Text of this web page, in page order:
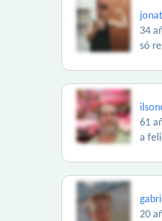
34
só
61
a
20